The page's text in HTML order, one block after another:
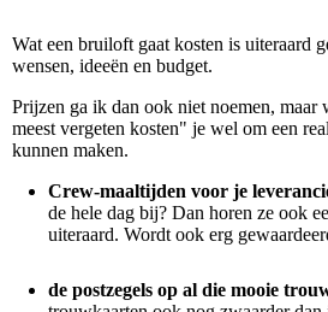
Wat een bruiloft gaat kosten is uiteraard
wensen, ideeën en budget.
Prijzen ga ik dan ook niet noemen, maar
meest vergeten kosten" je wel om een
kunnen maken.
Crew-maaltijden voor je
de hele dag bij? Dan horen ze ook
uiteraard. Wordt ook erg
de postzegels op al die mooie